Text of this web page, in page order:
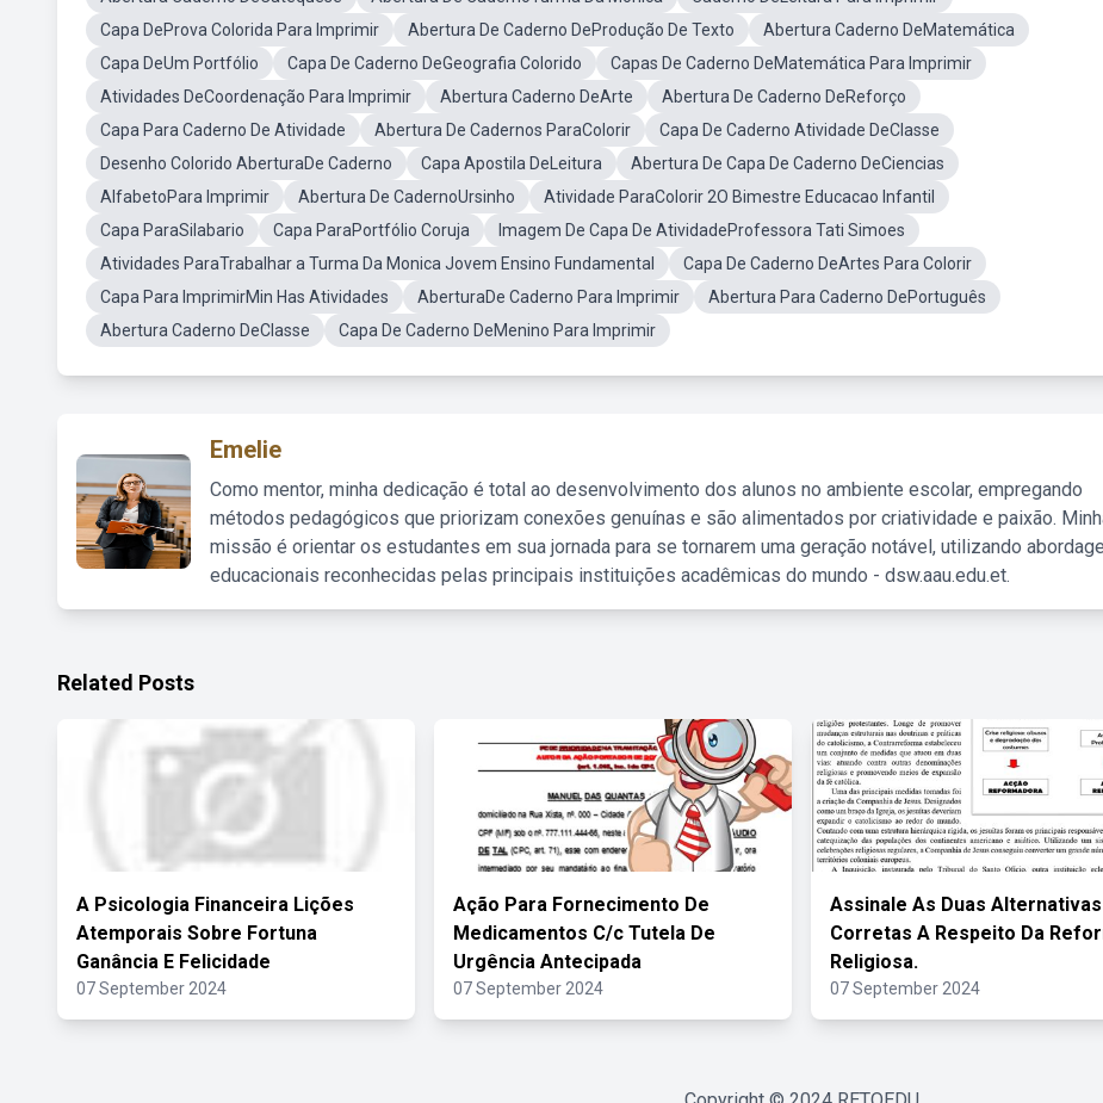
Capa DeProva Colorida Para Imprimir
Abertura De Caderno DeProdução De Texto
Abertura Caderno DeMatemática
Capa DeUm Portfólio
Capa De Caderno DeGeografia Colorido
Capas De Caderno DeMatemática Para Imprimir
Atividades DeCoordenação Para Imprimir
Abertura Caderno DeArte
Abertura De Caderno DeReforço
Capa Para Caderno De Atividade
Abertura De Cadernos ParaColorir
Capa De Caderno Atividade DeClasse
Desenho Colorido AberturaDe Caderno
Capa Apostila DeLeitura
Abertura De Capa De Caderno DeCiencias
AlfabetoPara Imprimir
Abertura De CadernoUrsinho
Atividade ParaColorir 2O Bimestre Educacao Infantil
Capa ParaSilabario
Capa ParaPortfólio Coruja
Imagem De Capa De AtividadeProfessora Tati Simoes
Atividades ParaTrabalhar a Turma Da Monica Jovem Ensino Fundamental
Capa De Caderno DeArtes Para Colorir
Capa Para ImprimirMin Has Atividades
AberturaDe Caderno Para Imprimir
Abertura Para Caderno DePortuguês
Abertura Caderno DeClasse
Capa De Caderno DeMenino Para Imprimir
Emelie
Como mentor, minha dedicação é total ao desenvolvimento dos alunos no ambiente escolar, empregando
métodos pedagógicos que priorizam conexões genuínas e são alimentados por criatividade e paixão.
missão é orientar os estudantes em sua jornada para se tornarem uma geração notável, utilizando
educacionais reconhecidas pelas principais instituições acadêmicas do mundo - dsw.aau.edu.et.
Related Posts
A Psicologia Financeira Lições
Atemporais Sobre Fortuna
Ganância E Felicidade
07 September 2024
Ação Para Fornecimento De
Medicamentos C/c Tutela De
Urgência Antecipada
07 September 2024
Assinale As Duas Alternativas
Corretas A Respeito Da
Religiosa.
07 September 2024